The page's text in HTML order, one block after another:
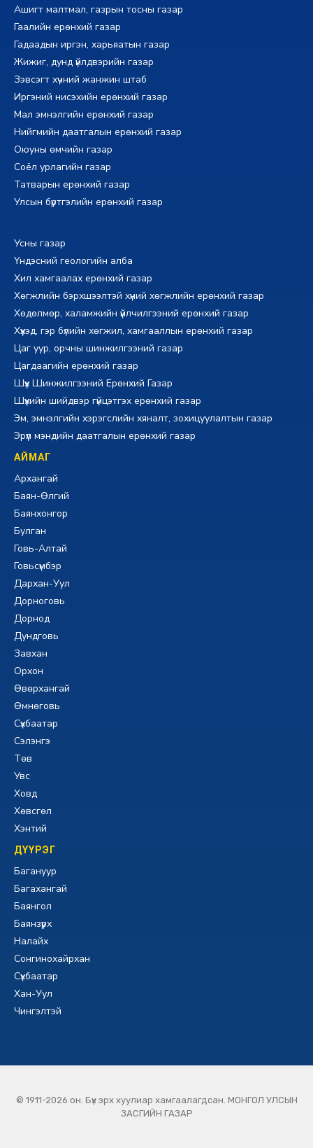
Ашигт малтмал, газрын тосны газар
Гаалийн ерөнхий газар
Гадаадын иргэн, харьяатын газар
Жижиг, дунд үйлдвэрийн газар
Зэвсэгт хүчний жанжин штаб
Иргэний нисэхийн ерөнхий газар
Мал эмнэлгийн ерөнхий газар
Нийгмийн даатгалын ерөнхий газар
Оюуны өмчийн газар
Соёл урлагийн газар
Татварын ерөнхий газар
Улсын бүртгэлийн ерөнхий газар
Усны газар
Үндэсний геологийн алба
Хил хамгаалах ерөнхий газар
Хөгжлийн бэрхшээлтэй хүний хөгжлийн ерөнхий газар
Хөдөлмөр, халамжийн үйлчилгээний ерөнхий газар
Хүүхэд, гэр бүлийн хөгжил, хамгааллын ерөнхий газар
Цаг уур, орчны шинжилгээний газар
Цагдаагийн ерөнхий газар
Шүүх Шинжилгээний Ерөнхий Газар
Шүүхийн шийдвэр гүйцэтгэх ерөнхий газар
Эм, эмнэлгийн хэрэгслийн хяналт, зохицуулалтын газар
Эрүүл мэндийн даатгалын ерөнхий газар
АЙМАГ
Архангай
Баян-Өлгий
Баянхонгор
Булган
Говь-Алтай
Говьсүмбэр
Дархан-Уул
Дорноговь
Дорнод
Дундговь
Завхан
Орхон
Өвөрхангай
Өмнөговь
Сүхбаатар
Сэлэнгэ
Төв
Увс
Ховд
Хөвсгөл
Хэнтий
ДҮҮРЭГ
Багануур
Багахангай
Баянгол
Баянзүрх
Налайх
Сонгинохайрхан
Сүхбаатар
Хан-Уул
Чингэлтэй
© 1911-2026 он. Бүх эрх хуулиар хамгаалагдсан. МОНГОЛ УЛСЫН
ЗАСГИЙН ГАЗАР